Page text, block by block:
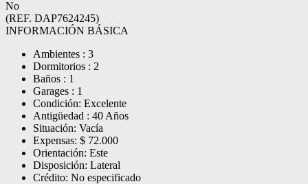
No
(REF. DAP7624245)
INFORMACIÓN BÁSICA
Ambientes : 3
Dormitorios : 2
Baños : 1
Garages : 1
Condición: Excelente
Antigüedad : 40 Años
Situación: Vacía
Expensas: $ 72.000
Orientación: Este
Disposición: Lateral
Crédito: No especificado